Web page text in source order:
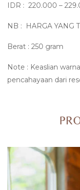
IDR : 220.000 –
NB : HARGA YANG
Berat : 250 gram
Note : Keaslian
pencahayaan dari